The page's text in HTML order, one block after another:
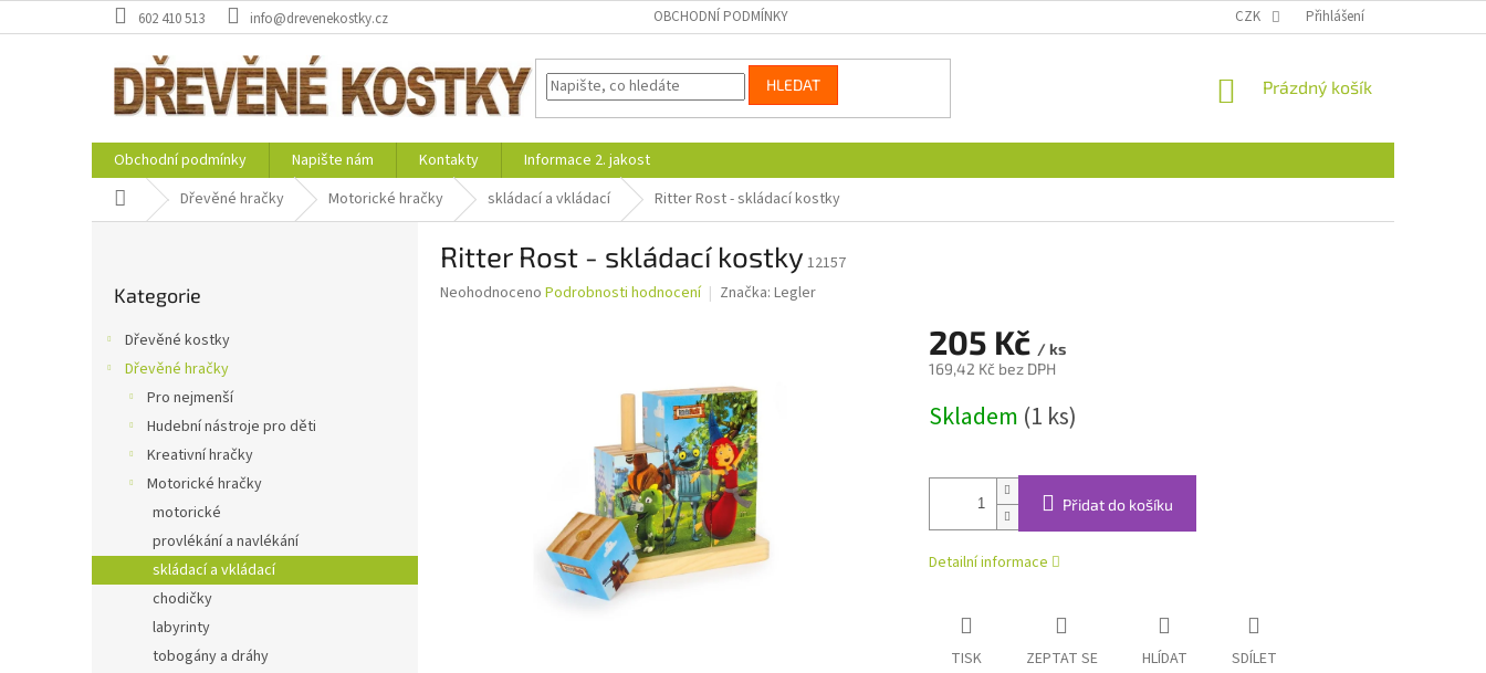
na
602 410 513 info@drevenekostky.cz OBCHODNÍ PODMÍNKY CZK Přihlášení
HLEDAT
NÁKUPNÍ
Prázdný košík
Obchodní podmínky Napište nám Kontakty
Informace 2. jakost
Domů Dřevěné hračky Motorické hračky skládací a vkládací Ritter Rost - skládací kostky
l
kategorie
Kategorie
Dřevěné kostky
Dřevěné hračky
Pro nejmenší
Hudební nástroje pro děti
Kreativní hračky
Motorické hračky
motorické
provlékání a navlékání
skládací a vkládací
chodičky
labyrinty
tobogány a dráhy
Ritter Rost - skládací kostky 12157
Průměrné
Neohodnoceno Podrobnosti hodnocení Značka: Legler
205 Kč / ks
169,42 Kč bez DPH
cena:
Skladem (1 ks)
Přidat do košíku
Detailní informace
TISK ZEPTAT SE HLÍDAT SDÍLET